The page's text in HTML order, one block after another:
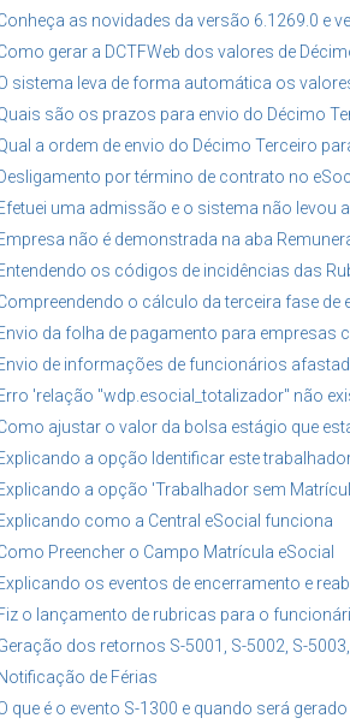
as novidades da versão 6.1269.0
gerar a DCTFWeb dos valores de
sistema leva de forma automática os
são os prazos para envio do Décimo
a ordem de envio do Décimo Terceiro
por término de contrato no
uma admissão e o sistema não levou
não é demonstrada na aba
os códigos de incidências das
o cálculo da terceira fase
da folha de pagamento para empresas
de informações de funcionários
'relação "wdp.esocial_totalizador" não
ajustar o valor da bolsa estágio que
a opção Identificar este
a opção 'Trabalhador sem
como a Central eSocial funciona
Preencher o Campo Matrícula eSocial
os eventos de encerramento e
o lançamento de rubricas para o
dos retornos S-5001, S-5002, S-
de Férias
que é o evento S-1300 e quando será